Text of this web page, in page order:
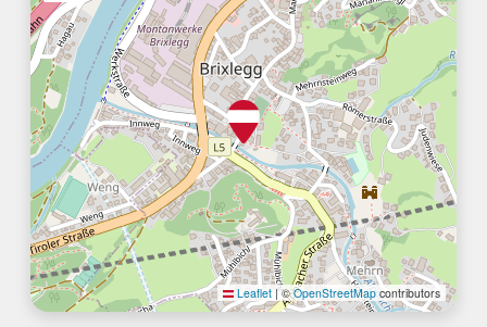
Leaflet |©OpenStreetMapcontributors